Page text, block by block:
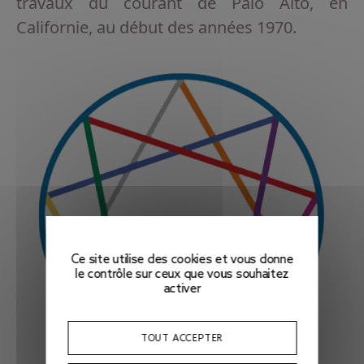
Californie, au début des années 1970.
Ce site utilise des cookies et vous donne
le contrôle sur ceux que vous souhaitez
activer
TOUT ACCEPTER